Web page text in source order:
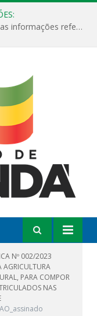
Relatórios Detalhados contendo todas as informações referentes a execução de recursos destinados ao fomento de projetos culturais no Município de Jacundá entre os anos de 2022 ao presente ano de 2026.
Nº 002/2023
AGRICULTURA
PARA COMPOR
NAS